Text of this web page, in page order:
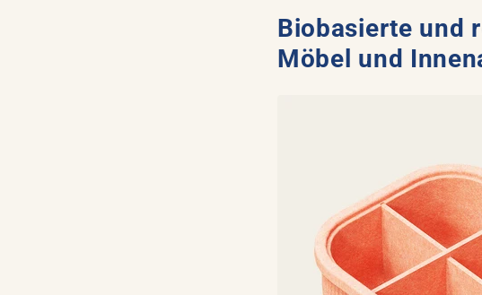
Biobasierte und
Möbel und